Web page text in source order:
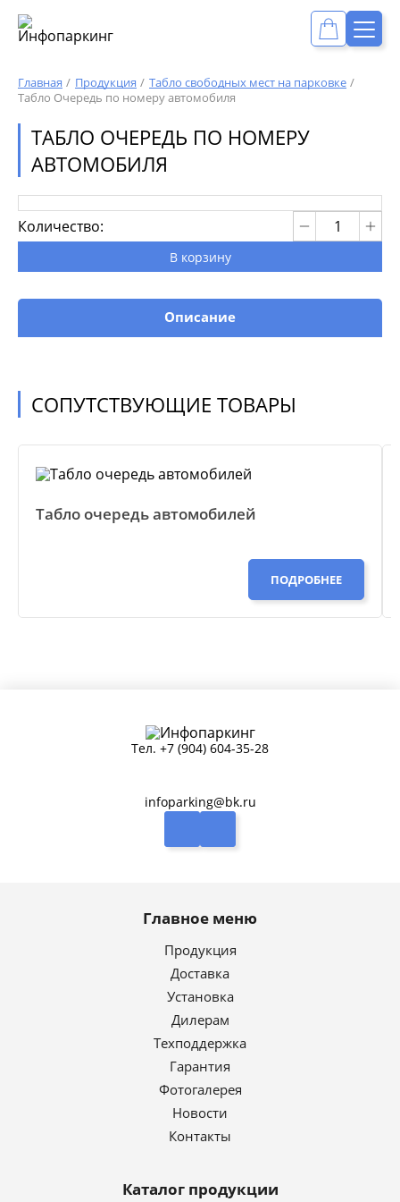
Главная Продукция
Табло свободных мест на парковке
Табло Очередь по номеру автомобиля
ТАБЛО ОЧЕРЕДЬ ПО НОМЕРУ
АВТОМОБИЛЯ
Количество:
В корзину
Описание
СОПУТСТВУЮЩИЕ ТОВАРЫ
Табло очередь автомобилей
ПОДРОБНЕЕ
Тел. +7 (904) 604-35-28
infoparking@bk.ru
Главное меню
Продукция
Доставка
Установка
Дилерам
Техподдержка
Гарантия
Фотогалерея
Новости
Контакты
Каталог продукции